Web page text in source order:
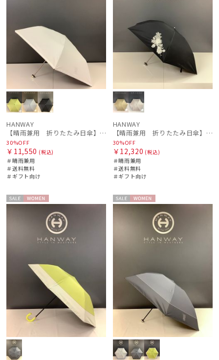
HANWAY
【晴雨兼用 折りたたみ日傘】ハンウェイ（ＨＡＮＷＡＹ）Liner ribbon（ライナー・リボン)
30%OFF
￥11,550 (税込)
＃晴雨兼用
＃送料無料
＃ギフト向け
HANWAY
【晴雨兼用 折りたたみ日傘】ハンウェイ（ＨＡＮＷＡＹ）Botanical Flower（ボタニカル・フラワー）
30%OFF
￥12,320 (税込)
＃晴雨兼用
＃送料無料
＃ギフト向け
セー WOME
セー WOME